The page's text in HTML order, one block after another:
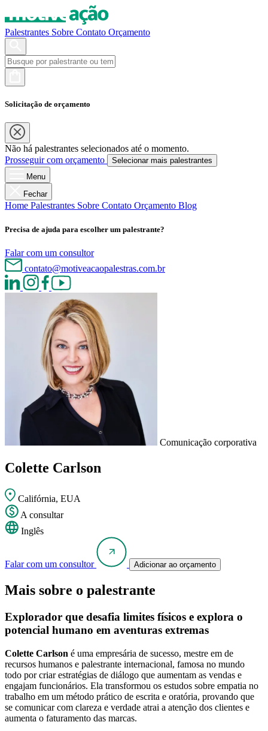
Palestrantes Sobre Contato Orçamento
Solicitação de orçamento
Não há palestrantes selecionados até o momento.
Prosseguir com orçamento
Selecionar mais palestrantes
Menu
Fechar
Home Palestrantes Sobre Contato Orçamento Blog
Precisa de ajuda para escolher um palestrante?
Falar com um consultor
contato@motiveacaopalestras.com.br
Comunicação corporativa
Colette Carlson
Califórnia, EUA
A consultar
Inglês
Falar com um consultor Adicionar ao orçamento
Mais sobre o palestrante
Explorador que desafia limites físicos e explora o
potencial humano em aventuras extremas
Colette Carlson é uma empresária de sucesso, mestre em de
recursos humanos e palestrante internacional, famosa no mundo
todo por criar estratégias de diálogo que aumentam as vendas e
engajam funcionários. Ela transformou os estudos sobre empatia no
trabalho em um método prático de escrita e oratória, provando que
se comunicar com clareza e verdade atrai a atenção dos clientes e
aumenta o faturamento das marcas.